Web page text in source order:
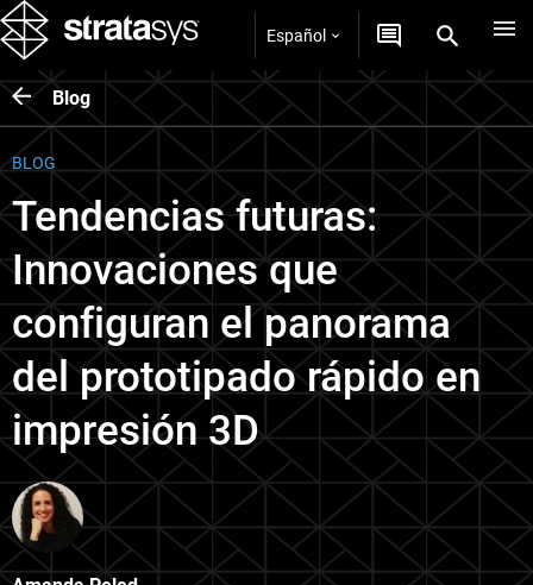
Español
Blog
BLOG
Tendencias futuras:
Innovaciones que
configuran el panorama
del prototipado rápido en
impresión 3D